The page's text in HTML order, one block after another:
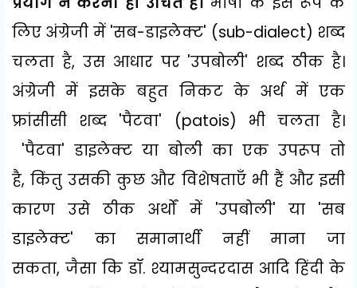
लिए अंग्रेजी में 'सब-डाइलेक्ट' (sub-dialect) शब्द
चलता है, उस आधार पर 'उपबोली' शब्द ठीक है।
अंग्रेजी में इसके बहुत निकट के अर्थ में एक
फ्रांसीसी शब्द 'पैटवा' (patois) भी चलता है।
'पैटवा' डाइलेक्ट या बोली का एक उपरूप तो
है,किंतु उसकी कुछ और विशेषताएँ भी हैं और इसी
कारण उसे ठीक अर्थों में 'उपबोली' या 'सब
डाइलेक्ट' का समानार्थी नहीं माना जा
सकता, जैसा कि डॉ. श्यामसुन्दरदास आदि हिंदी के